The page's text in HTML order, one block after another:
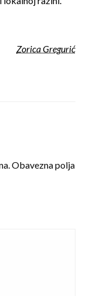
Zorica Gregurić
Obavezna polja